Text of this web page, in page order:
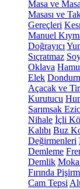
Masa ve
Masası ve
Gereçleri
Manuel
Doğrayıcı
Sıçratmaz
Oklava
Elek
Açacak ve
Kurutucu
Sarımsak
Nihale İçli
Kalıbı Buz
Değirmenleri
Demleme
Demlik
Fırında
Cam Tepsi